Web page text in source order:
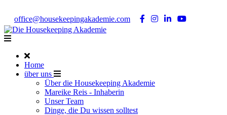
office@housekeepingakademie.com
Home
über uns
Über die Housekeeping Akademie
Mareike Reis - Inhaberin
Unser Team
Dinge, die Du wissen solltest